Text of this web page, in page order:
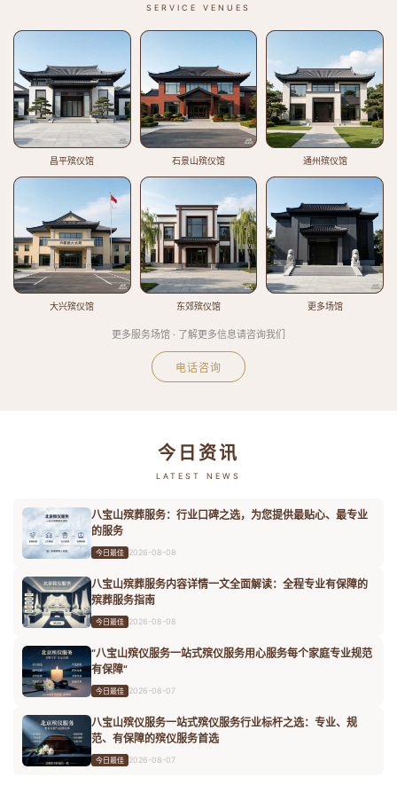
SERVICE VENUES
昌平殡仪馆 石景山殡仪馆 通州殡仪馆
大兴殡仪馆 东郊殡仪馆 更多场馆
更多服务场馆 · 了解更多信息请咨询我们
电话咨询
今日资讯
LATEST NEWS
八宝山殡葬服务：行业口碑之选，为您提供最贴心、最专业
的服务
今日最佳 2026-08-08
八宝山殡葬服务内容详情一文全面解读：全程专业有保障的
殡葬服务指南
今日最佳 2026-08-08
“八宝山殡仪服务一站式殡仪服务用心服务每个家庭专业规范
有保障”
今日最佳 2026-08-07
八宝山殡仪服务一站式殡仪服务行业标杆之选：专业、规
范、有保障的殡仪服务首选
今日最佳 2026-08-07